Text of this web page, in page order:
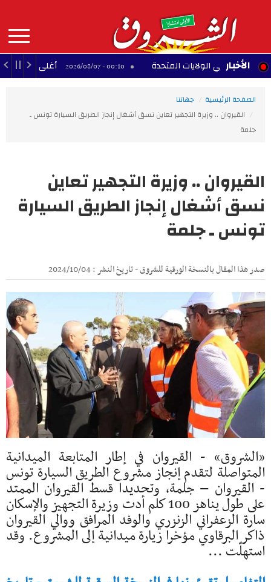
contenu
principal
MAIN
NAVIGATION الأخبار
في الولايات المتحدة 00:10 - 2026/08/07 أغلى 10 لاعبين أفارقة عبر التاريخ
الصفحة الرئيسية
جهاتنا
القيروان .. وزيرة التجهير تعاين نسق أشغال إنجاز الطريق السيارة تونس ـ
جلمة
القيروان .. وزيرة التجهير تعاين
نسق أشغال إنجاز الطريق السيارة
تونس ـ جلمة
صدر هذا المقال بالنسخة الورقية للشروق - تاريخ النشر : 2024/10/04
«الشروق» - القيروان في إطار المتابعة الميدانية
المتواصلة لتقدم إنجاز مشروع الطريق السيارة تونس
- القيروان – جلمة، وتحديدا قسط القيروان الممتد
على طول يناهز 100 كلم أدت وزيرة التجهيز والإسكان
سارة الزعفراني الزنزري والوفد المرافق ووالي القيروان
ذاكر البرقاوي مؤخرا زيارة ميدانية إلى المشروع. وقد
استهلّت ...